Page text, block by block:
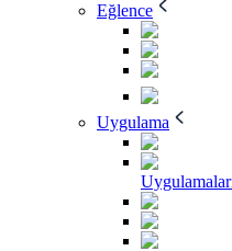
Eğlence
Uygulama